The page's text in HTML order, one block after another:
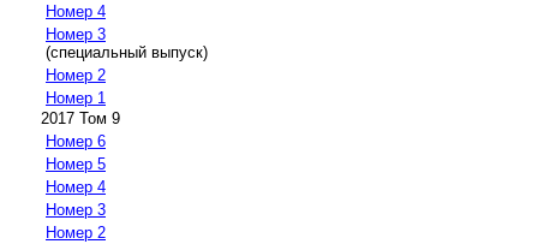
Номер 4
Номер 3
(специальный выпуск)
Номер 2
Номер 1
2017 Том 9
Номер 6
Номер 5
Номер 4
Номер 3
Номер 2